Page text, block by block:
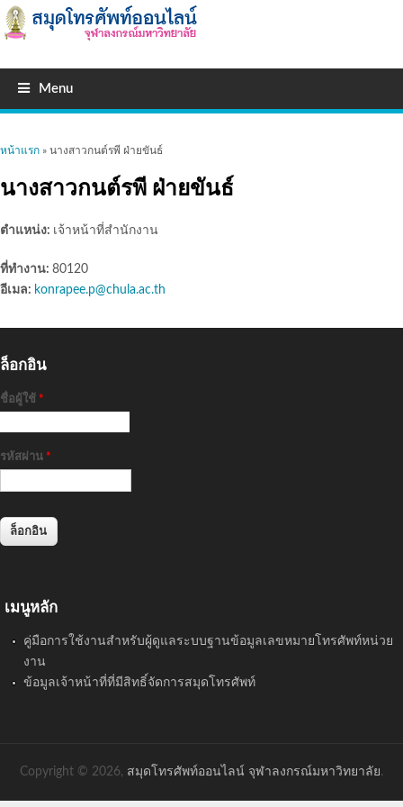
Menu
คุณอยู่ที่นี่
หน้าแรก » นางสาวกนต์รพี ฝ่ายขันธ์
นางสาวกนต์รพี ฝ่ายขันธ์
ตำแหน่ง: เจ้าหน้าที่สำนักงาน
ที่ทำงาน: 80120
อีเมล: konrapee.p@chula.ac.th
ล็อกอิน
ชื่อผู้ใช้ *
รหัสผ่าน *
เมนูหลัก
คู่มือการใช้งานสำหรับผู้ดูแลระบบฐานข้อมูลเลขหมายโทรศัพท์หน่วย
งาน
ข้อมูลเจ้าหน้าที่ที่มีสิทธิ์จัดการสมุดโทรศัพท์
Copyright © 2026, สมุดโทรศัพท์ออนไลน์ จุฬาลงกรณ์มหาวิทยาลัย.